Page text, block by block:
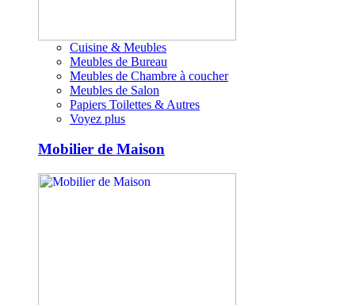
Cuisine & Meubles
Meubles de Bureau
Meubles de Chambre à coucher
Meubles de Salon
Papiers Toilettes & Autres
Voyez plus
Mobilier de Maison